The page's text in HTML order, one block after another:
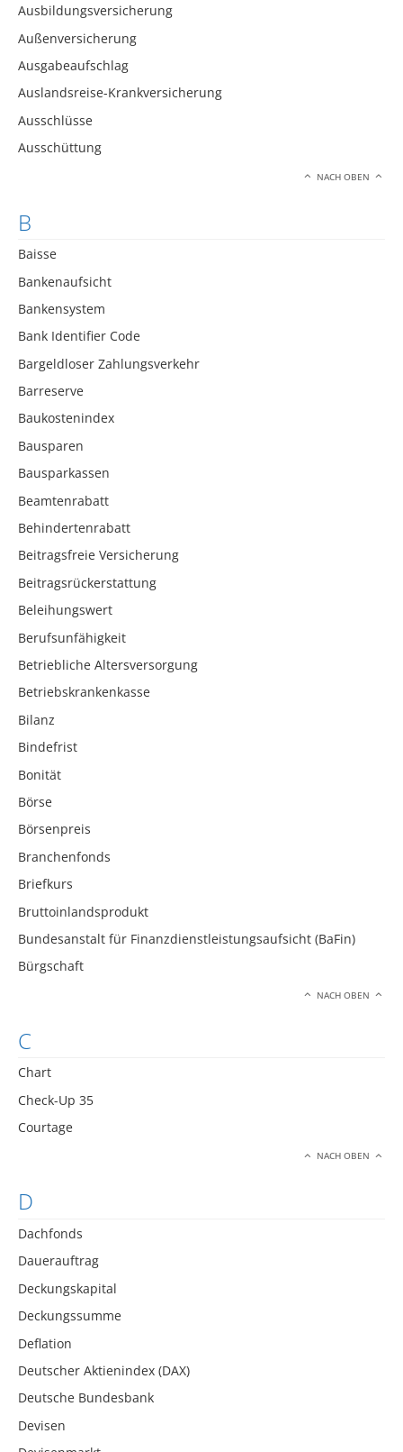
Ausbildungsversicherung
Außenversicherung
Ausgabeaufschlag
Auslandsreise-Krankversicherung
Ausschlüsse
Ausschüttung
NACH OBEN
B
Baisse
Bankenaufsicht
Bankensystem
Bank Identifier Code
Bargeldloser Zahlungsverkehr
Barreserve
Baukostenindex
Bausparen
Bausparkassen
Beamtenrabatt
Behindertenrabatt
Beitragsfreie Versicherung
Beitragsrückerstattung
Beleihungswert
Berufsunfähigkeit
Betriebliche Altersversorgung
Betriebskrankenkasse
Bilanz
Bindefrist
Bonität
Börse
Börsenpreis
Branchenfonds
Briefkurs
Bruttoinlandsprodukt
Bundesanstalt für Finanzdienstleistungsaufsicht (BaFin)
Bürgschaft
NACH OBEN
C
Chart
Check-Up 35
Courtage
NACH OBEN
D
Dachfonds
Dauerauftrag
Deckungskapital
Deckungssumme
Deflation
Deutscher Aktienindex (DAX)
Deutsche Bundesbank
Devisen